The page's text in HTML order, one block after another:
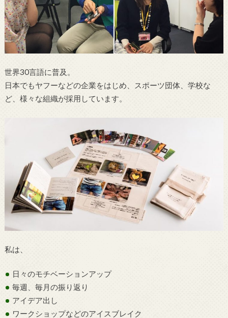
世界30言語に普及。
日本でもヤフーなどの企業をはじめ、スポーツ団体、学校な
ど、様々な組織が採用しています。
私は、
日々のモチベーションアップ
毎週、毎月の振り返り
アイデア出し
ワークショップなどのアイスブレイク